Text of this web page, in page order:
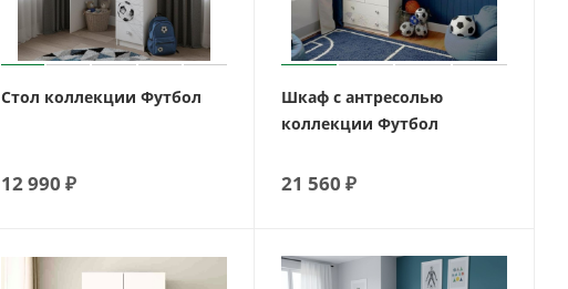
Стол коллекции Футбол
12 990 ₽
Шкаф с антресолью
коллекции Футбол
21 560 ₽